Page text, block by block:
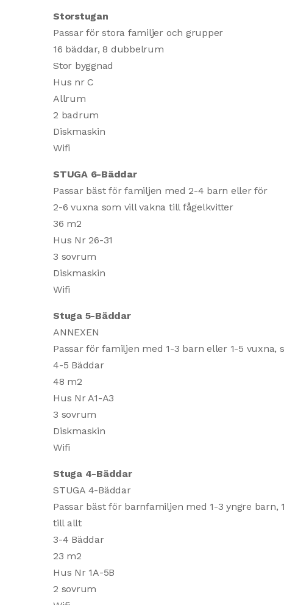
Storstugan
Passar för stora familjer och grupper
16 bäddar, 8 dubbelrum
Stor byggnad
Hus nr C
Allrum
2 badrum
Diskmaskin
Wifi
STUGA 6-Bäddar
Passar bäst för familjen med 2-4 barn eller för
2-6 vuxna som vill vakna till fågelkvitter
36 m2
Hus Nr 26-31
3 sovrum
Diskmaskin
Wifi
Stuga 5-Bäddar
ANNEXEN
Passar för familjen med 1-3 barn eller 1-5 vuxna,
4-5 Bäddar
48 m2
Hus Nr A1-A3
3 sovrum
Diskmaskin
Wifi
Stuga 4-Bäddar
STUGA 4-Bäddar
Passar bäst för barnfamiljen med 1-3 yngre
till allt
3-4 Bäddar
23 m2
Hus Nr 1A-5B
2 sovrum